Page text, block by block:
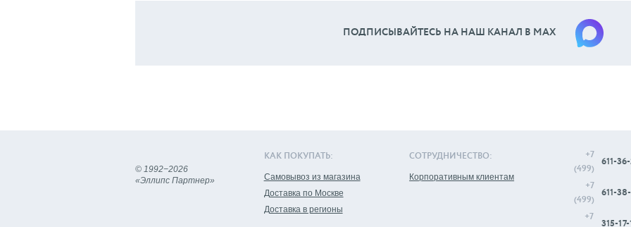
ПОДПИСЫВАЙТЕСЬ НА НАШ КАНАЛ В МАХ
© 1992−2026
«Эллипс Партнер»
КАК ПОКУПАТЬ:
Самовывоз из магазина
Доставка по Москве
Доставка в регионы
СОТРУДНИЧЕСТВО:
Корпоративным клиентам
+7
(499)
611-36-
+7
(499)
611-
+7
315-17-